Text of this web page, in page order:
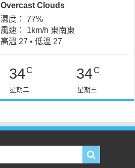
Overcast Clouds
濕度： 77%
風速： 1km/h 東南東
高溫 27 • 低溫 27
34C
星期二
34C
星期三